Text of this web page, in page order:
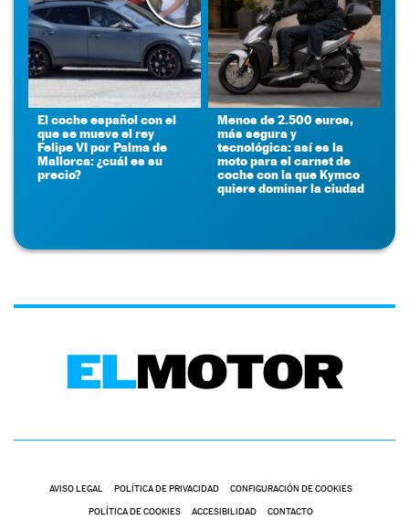
El coche español con el
que se mueve el rey
Felipe VI por Palma de
Mallorca: ¿cuál es su
precio?
Menos de 2.500 euros,
más segura y
tecnológica: así es la
moto para el carnet de
coche con la que Kymco
quiere dominar la ciudad
AVISO LEGAL POLÍTICA DE PRIVACIDAD CONFIGURACIÓN DE COOKIES
POLÍTICA DE COOKIES ACCESIBILIDAD CONTACTO